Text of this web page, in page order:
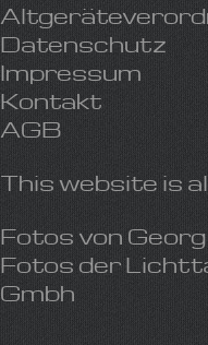
Datenschutz
Impressum
Kontakt
AGB
This website is
Fotos von
Fotos der
Gmbh